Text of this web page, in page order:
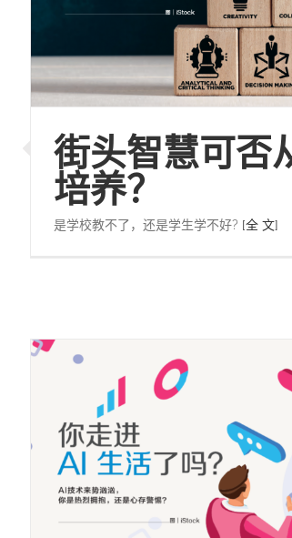
街头智慧可否
培养？
是学校教不了，还是学生学不好? [全 文]